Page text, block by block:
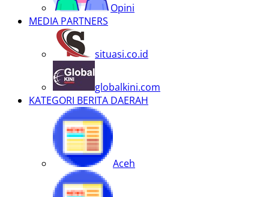
Opini
MEDIA PARTNERS
situasi.co.id
globalkini.com
KATEGORI BERITA DAERAH
Aceh